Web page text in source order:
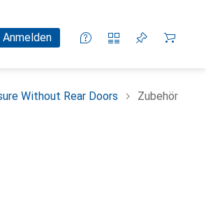
Anmelden
Without Rear Doors Zubehör